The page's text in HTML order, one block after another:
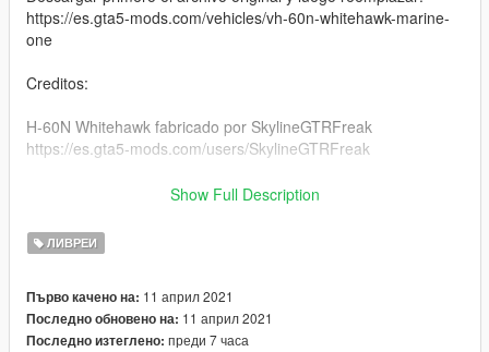
https://es.gta5-mods.com/vehicles/vh-60n-whitehawk-marine-
one
Creditos:
H-60N Whitehawk fabricado por SkylineGTRFreak
https://es.gta5-mods.com/users/SkylineGTRFreak
•••••••••••••••••••••••••••••••••••••••••••••••••••••••••••••••••
***NECESITARÁS ESTO, DE LO CONTRARIO EL JUEGO SE
CERRARÁ
Show Full Description
ЛИВРЕИ
Първо качено на: 11 април 2021
Последно обновено на: 11 април 2021
Последно изтеглено: преди 7 часа